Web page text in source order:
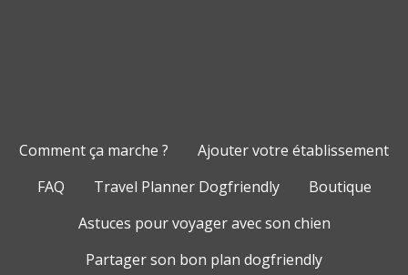
Comment ça marche ?
Ajouter votre établissement
FAQ
Travel Planner Dogfriendly
Boutique
Astuces pour voyager avec son chien
Partager son bon plan dogfriendly